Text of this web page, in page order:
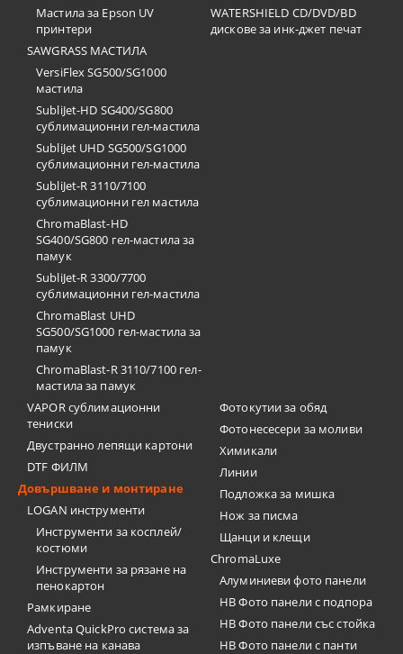
Мастила за Epson UV
принтери
SAWGRASS МАСТИЛА
VersiFlex SG500/SG1000
мастила
SubliJet-HD SG400/SG800
сублимационни гел-мастила
SubliJet UHD SG500/SG1000
сублимационни гел-мастила
SubliJet-R 3110/7100
сублимационни гел мастила
ChromaBlast-HD
SG400/SG800 гел-мастила за
памук
SubliJet-R 3300/7700
сублимационни гел-мастила
ChromaBlast UHD
SG500/SG1000 гел-мастила за
памук
ChromaBlast-R 3110/7100 гел-
мастила за памук
WATERSHIELD CD/DVD/BD
дискове за инк-джет печат
VAPOR сублимационни
тениски
Двустранно лепящи картони
DTF ФИЛМ
Довършване и монтиране
LOGAN инструменти
Инструменти за косплей/
костюми
Инструменти за рязане на
пенокартон
Рамкиране
Adventa QuickPro система за
изпъване на канава
Фотокутии за обяд
Фотонесесери за моливи
Химикали
Линии
Подложка за мишка
Нож за писма
Щанци и клещи
ChromaLuxe
Алуминиеви фото панели
HB Фото панели с подпора
HB Фото панели със стойка
HB Фото панели с панти